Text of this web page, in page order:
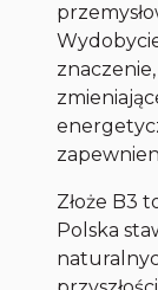
Złoże B3
Polska